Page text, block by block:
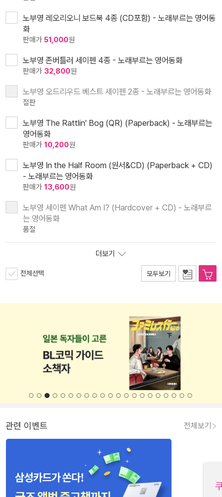
노부영 레오리오니 보드북 4종 (CD포함) - 노래부르는 영어동
화
판매가 51,000원
노부영 존버틀러 세이펜 4종 - 노래부르는 영어동화
판매가 32,800원
노부영 오드리우드 베스트 세이펜 2종 - 노래부르는 영어동화
절판
노부영 The Rattlin' Bog (QR) (Paperback) - 노래부르는
영어동화
판매가 10,200원
노부영 In the Half Room (원서&CD) (Paperback + CD)
- 노래부르는 영어동화
판매가 13,600원
노부영 세이펜 What Am I? (Hardcover + CD) - 노래부르
는 영어동화
품절
더보기
전체선택 모두보기
관련 이벤트 전체보기